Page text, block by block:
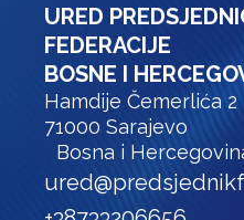
URED
FEDERACIJE
BOSNE I
Hamdije Čemerlića
71000 Sarajevo
Bosna i